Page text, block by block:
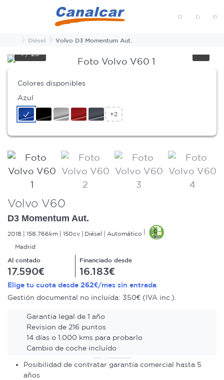
InicioDiésel Volvo D3 Momentum Aut.
1/25
Colores disponibles
Azul
+2
Volvo V60
D3 Momentum Aut.
2018 158.766km 150cv Diésel
Automático
Madrid
Al contado
17.590€
Financiado desde
16.183€
Elige tu cuota desde 262€/mes sin entrada
Gestión documental no incluída: 350€ (IVA inc.).
Garantia legal de 1 año
Revision de 216 puntos
14 días o 1.000 kms para probarlo
Cambio de coche incluído
Posibilidad de contratar garantía comercial hasta 5
años